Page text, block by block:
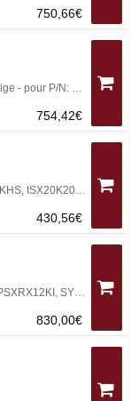
750,66€
754,42€
430,56€
830,00€